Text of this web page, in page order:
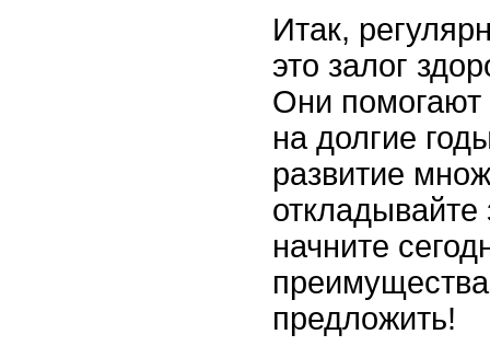
Итак,
это залог
Они помогают
на долгие
развитие
начните
предложить!